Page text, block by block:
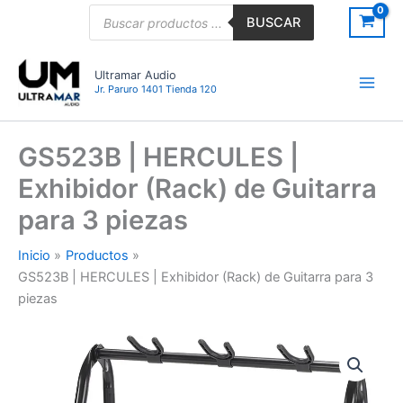
BUSCAR
Ultramar Audio
Jr. Paruro 1401 Tienda 120
GS523B | HERCULES |
Exhibidor (Rack) de Guitarra
para 3 piezas
Inicio
Productos
GS523B | HERCULES | Exhibidor (Rack) de Guitarra para 3
piezas
HERCULES